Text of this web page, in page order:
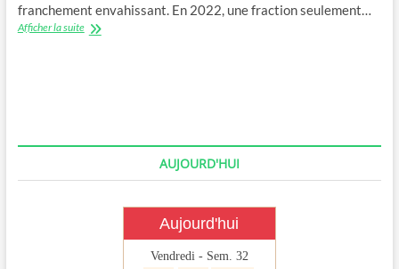
franchement envahissant. En 2022, une fraction seulement…
Afficher la suiteAlertes
AUJOURD'HUI
Aujourd'hui
Vendredi - Sem. 32